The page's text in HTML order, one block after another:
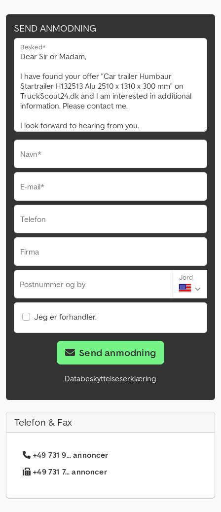
SEND ANMODNING
Besked*
Navn*
E-mail*
Telefon
Firma
Postnummer og by
Jord
Jeg er forhandler.
Send anmodning
Databeskyttelseserklæring
Telefon & Fax
+49 731 9... annoncer
+49 731 7... annoncer